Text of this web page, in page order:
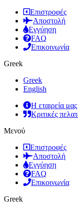
Επιστροφές
Αποστολή
Εγγύηση
FAQ
Επικοινωνία
Greek
Greek
English
Η εταιρεία μας
Κριτικές
Μενού
Επιστροφές
Αποστολή
Εγγύηση
FAQ
Επικοινωνία
Greek